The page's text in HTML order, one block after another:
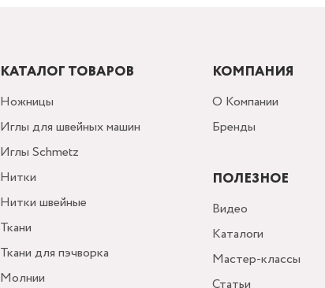
КАТАЛОГ ТОВАРОВ
Ножницы
Иглы для швейных машин
Иглы Schmetz
Нитки
Нитки швейные
Ткани
Ткани для пэчворка
Молнии
КОМПАНИЯ
О Компании
Бренды
ПОЛЕЗНОЕ
Видео
Каталоги
Мастер-классы